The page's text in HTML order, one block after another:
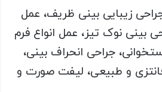
زیبایی بینی ظریف، عمل
بینی نوک تیز، عمل انواع فرم
جراحی انحراف بینی،
و طبیعی، لیفت صورت و